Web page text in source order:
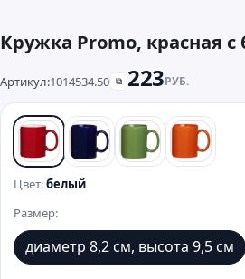
Кружка Promo, красная
Артикул:1014534.50 ⧉ 223РУБ.
белый синий зеленый
Цвет:белый
Размер:
диаметр 8,2 см, высота 9,5 см